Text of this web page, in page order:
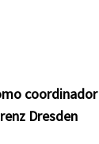
coordinador
Dresden